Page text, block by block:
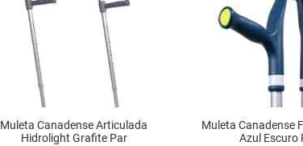
Muleta Canadense Articulada
Hidrolight Grafite Par
Muleta Canadense
Azul Escuro